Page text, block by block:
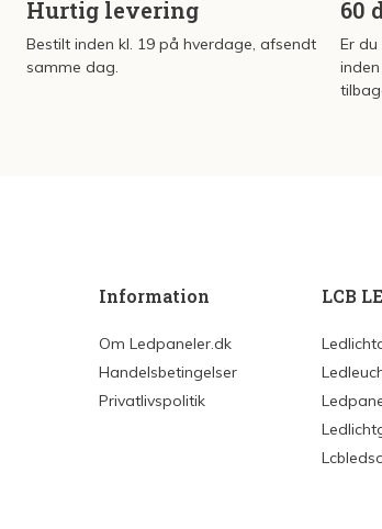
Hurtig levering
Bestilt inden kl. 19 på hverdage, afsendt
samme dag.
60
Er
Information
Om Ledpaneler.dk
Handelsbetingelser
Privatlivspolitik
LCB